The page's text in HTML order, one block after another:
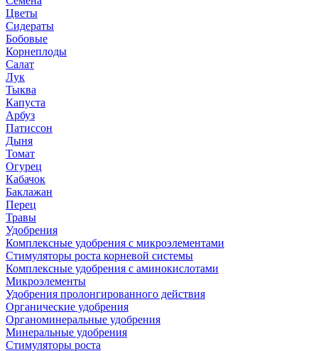
Цветы
Сидераты
Бобовые
Корнеплоды
Салат
Лук
Тыква
Капуста
Арбуз
Патиссон
Дыня
Томат
Огурец
Кабачок
Баклажан
Перец
Травы
Удобрения
Комплексные удобрения с микроэлементами
Стимуляторы роста корневой системы
Комплексные удобрения с аминокислотами
Микроэлементы
Удобрения пролонгированного действия
Органические удобрения
Органоминеральные удобрения
Минеральные удобрения
Стимуляторы роста